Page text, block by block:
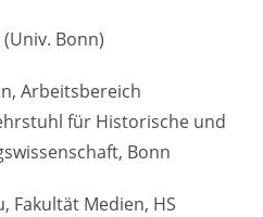
Bonn)
Arbeitsbereich
für Historische und
Bonn
Fakultät Medien, HS